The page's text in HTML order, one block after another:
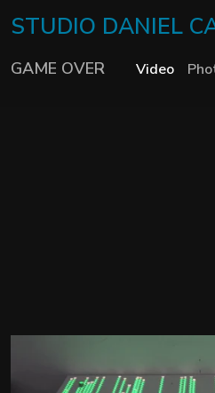
STUDIO DANIEL
GAME OVER Video